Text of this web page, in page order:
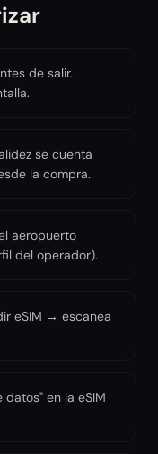
de salir.
se cuenta
la compra.
aeropuerto
del operador).
eSIM → escanea
datos" en la eSIM